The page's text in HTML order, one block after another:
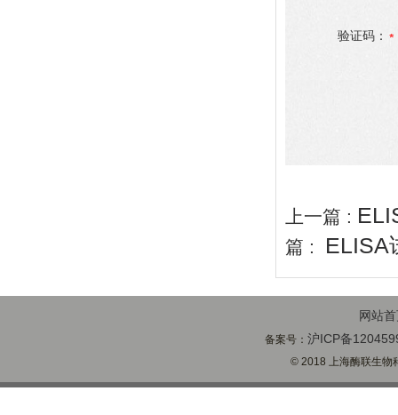
验证码：
上一篇 :
篇 : ELISA
网站
备案号：沪ICP备
© 2018 上海酶联生物